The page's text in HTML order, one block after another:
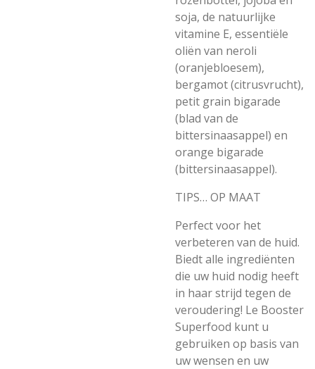
soja, de natuurlijke
vitamine E, essentiële
oliën van neroli
(oranjebloesem),
bergamot (citrusvrucht),
petit grain bigarade
(blad van de
bittersinaasappel) en
orange bigarade
(bittersinaasappel).
TIPS… OP MAAT
Perfect voor het
verbeteren van de huid.
Biedt alle ingrediënten
die uw huid nodig heeft
in haar strijd tegen de
veroudering! Le Booster
Superfood kunt u
gebruiken op basis van
uw wensen en uw